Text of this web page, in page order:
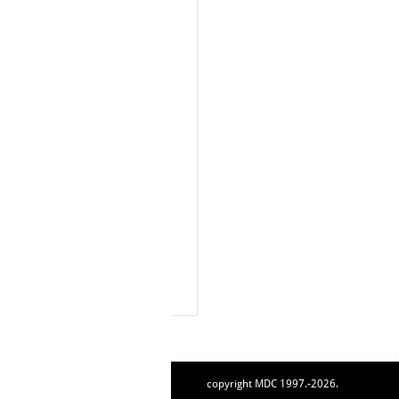
copyright MDC 1997.-2026.